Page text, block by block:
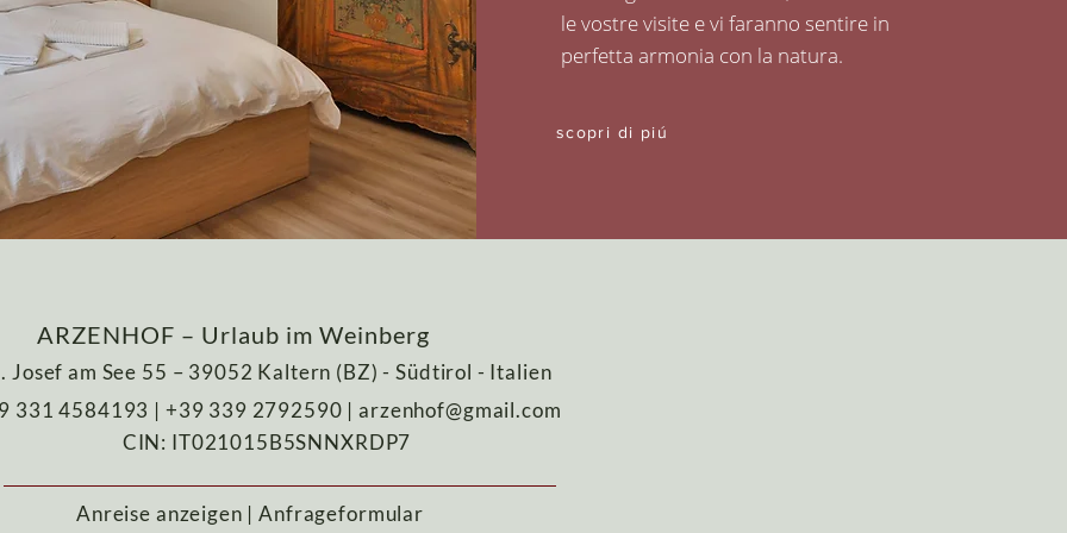
le vostre visite e vi faranno sentire in
perfetta armonia con la natura.
scopri di piú
ARZENHOF – Urlaub im Weinberg
Josef am See 55 – 39052 Kaltern (BZ) - Südtirol - Italien
331 4584193 | +39 339 2792590 |arzenhof@gmail.com
CIN: IT021015B5SNNXRDP7
Anreise anzeigen |Anfrageformular